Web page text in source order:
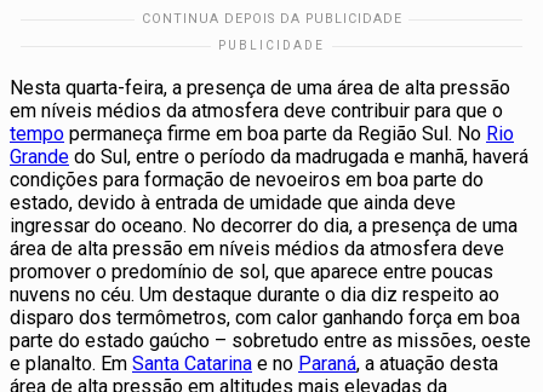
Nesta quarta-feira, a presença de uma área de alta pressão
em níveis médios da atmosfera deve contribuir para que o
tempo permaneça firme em boa parte da Região Sul. No Rio
Grande do Sul, entre o período da madrugada e manhã, haverá
condições para formação de nevoeiros em boa parte do
estado, devido à entrada de umidade que ainda deve
ingressar do oceano. No decorrer do dia, a presença de uma
área de alta pressão em níveis médios da atmosfera deve
promover o predomínio de sol, que aparece entre poucas
nuvens no céu. Um destaque durante o dia diz respeito ao
disparo dos termômetros, com calor ganhando força em boa
parte do estado gaúcho – sobretudo entre as missões, oeste
e planalto. Em Santa Catarina e no Paraná, a atuação desta
área de alta pressão em altitudes mais elevadas da